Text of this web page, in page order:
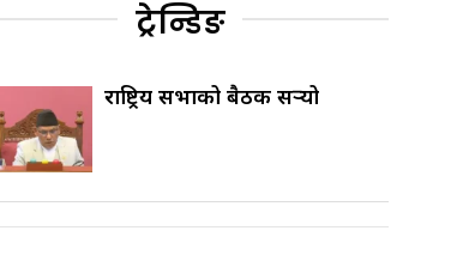
ट्रेन्डिङ
राष्ट्रिय सभाको बैठक सर्‍यो